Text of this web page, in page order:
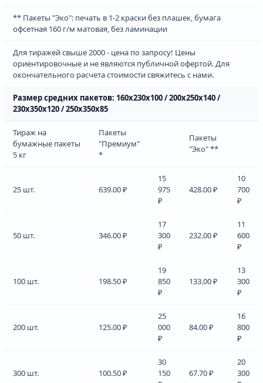
** Пакеты "Эко": печать в 1-2 краски без плашек, бумага
офсетная 160 г/м матовая, без ламинации
Для тиражей свыше 2000 - цена по запросу! Цены
ориентировочные и не являются публичной офертой. Для
окончательного расчета стоимости свяжитесь с нами.
Размер средних пакетов: 160х230х100 / 200х250х140 /
230х350х120 / 250х350х85
Тираж на
бумажные пакеты
5 кг
Пакеты
"Премиум"
*
Пакеты
"Эко" **
25 шт. 639.00 ₽
15
975
₽
428.00 ₽
10
700
₽
50 шт. 346.00 ₽
17
300
₽
232.00 ₽
11
600
₽
100 шт. 198.50 ₽
19
850
₽
133.00 ₽
13
300
₽
200 шт. 125.00 ₽
25
000
₽
84.00 ₽
16
800
₽
300 шт. 100.50 ₽
30
150
67.70 ₽
20
300